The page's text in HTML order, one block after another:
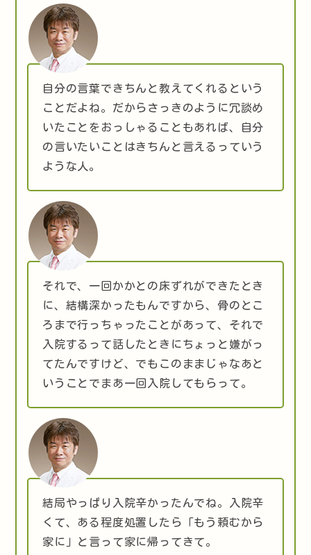
自分の言葉できちんと教えてくれるという
ことだよね。だからさっきのように冗談め
いたことをおっしゃることもあれば、自分
の言いたいことはきちんと言えるっていう
ような人。
それで、一回かかとの床ずれができたとき
に、結構深かったもんですから、骨のとこ
ろまで行っちゃったことがあって、それで
入院するって話したときにちょっと嫌がっ
てたんですけど、でもこのままじゃなあと
いうことでまあ一回入院してもらって。
結局やっぱり入院辛かったんでね。入院辛
くて、ある程度処置したら「もう頼むから
家に」と言って家に帰ってきて。